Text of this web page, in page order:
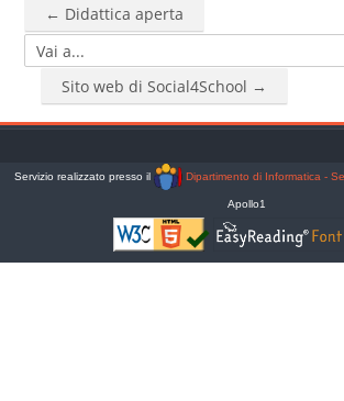
← Didattica aperta
Vai a...
Sito web di Social4School →
Servizio realizzato presso il Dipartimento di Informatica -
Apollo1